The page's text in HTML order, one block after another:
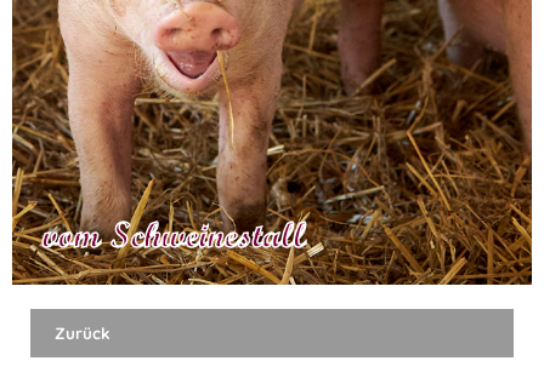
vom Schweinestall
Zurück